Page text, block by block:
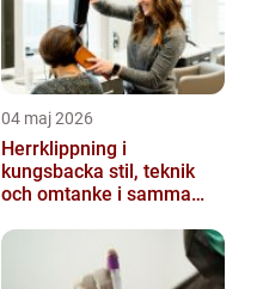
04 maj 2026
Herrklippning i
kungsbacka stil, teknik
och omtanke i samma